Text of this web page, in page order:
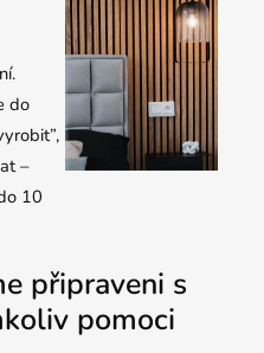
do
–
10
připraveni s
pomoci